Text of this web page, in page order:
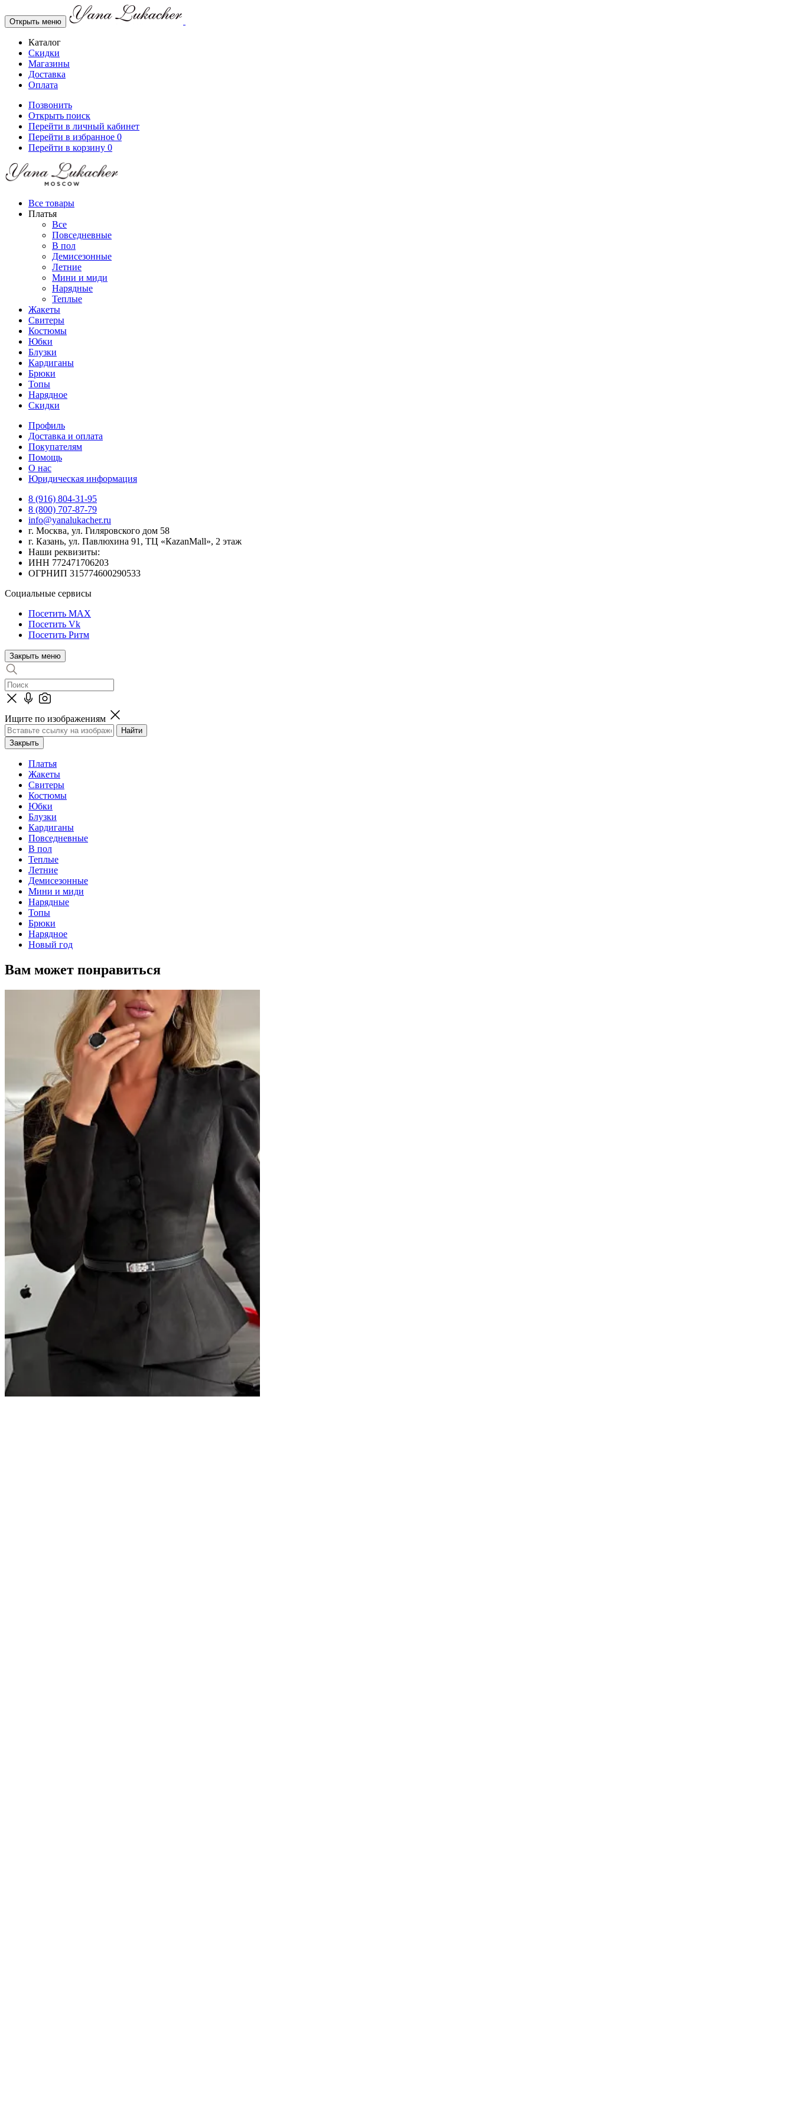
Открыть меню
Каталог
Скидки
Магазины
Доставка
Оплата
Позвонить
Открыть поиск
Перейти в личный кабинет
Перейти в избранное 0
Перейти в корзину 0
Все товары
Платья
Все
Повседневные
В пол
Демисезонные
Летние
Мини и миди
Нарядные
Теплые
Жакеты
Свитеры
Костюмы
Юбки
Блузки
Кардиганы
Брюки
Топы
Нарядное
Скидки
Профиль
Доставка и оплата
Покупателям
Помощь
О нас
Юридическая информация
8 (916) 804-31-95
8 (800) 707-87-79
info@yanalukacher.ru
г. Москва, ул. Гиляровского дом 58
г. Казань, ул. Павлюхина 91, ТЦ «КazanMall», 2 этаж
Наши реквизиты:
ИНН 772471706203
ОГРНИП 315774600290533
Социальные сервисы
Посетить MAX
Посетить Vk
Посетить Ритм
Закрыть меню
Ищите по изображениям
Закрыть
Платья
Жакеты
Свитеры
Костюмы
Юбки
Блузки
Кардиганы
Повседневные
В пол
Теплые
Летние
Демисезонные
Мини и миди
Нарядные
Топы
Брюки
Нарядное
Новый год
Вам может понравиться